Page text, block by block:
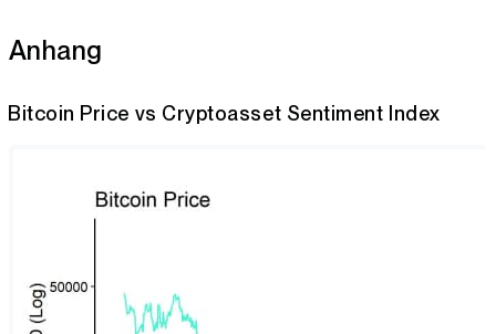
Anhang
Bitcoin Price vs Cryptoasset Sentiment Index